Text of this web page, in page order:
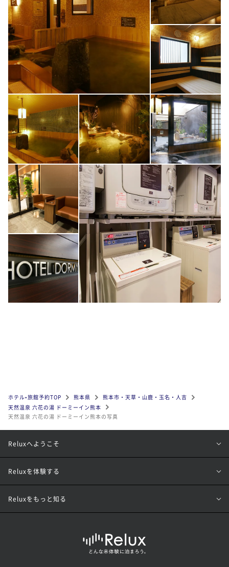
ホテル•旅館予約TOP 熊本県
熊本市・天草・山鹿・玉名・人吉
天然温泉 六花の湯 ドーミーイン熊本
天然温泉 六花の湯 ドーミーイン熊本の写真
Reluxへようこそ
Reluxを体験する
Reluxをもっと知る